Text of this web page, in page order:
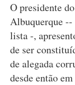
O presidente
Albuquerque --
lista -,
de ser
de alegada
desde então